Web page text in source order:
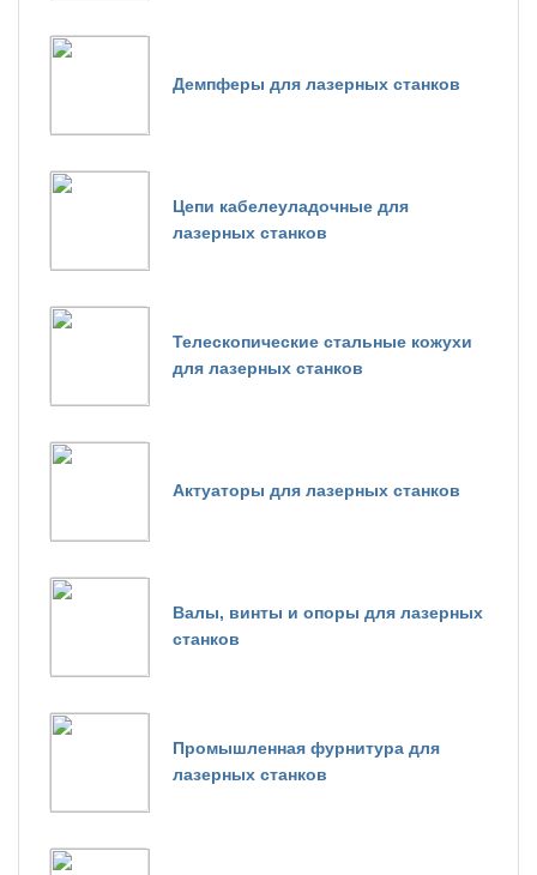
Демпферы для лазерных станков
Цепи кабелеуладочные для
лазерных станков
Телескопические стальные кожухи
для лазерных станков
Актуаторы для лазерных станков
Валы, винты и опоры для лазерных
станков
Промышленная фурнитура для
лазерных станков